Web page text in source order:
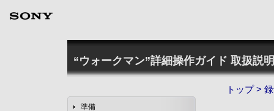
“ウォークマン”詳細操作ガイド 取扱説
準備
トップ>